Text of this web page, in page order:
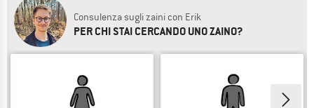
Consulenza sugli zaini con Erik
PER CHI STAI CERCANDO UNO ZAINO?